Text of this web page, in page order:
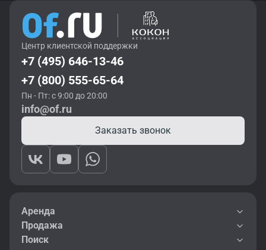
Центр клиентской поддержки
+7 (495) 646-13-46
+7 (800) 555-65-64
Пн - Пт: с 9:00 до 20:00
info@of.ru
Заказать звонок
Аренда
Продажа
Поиск